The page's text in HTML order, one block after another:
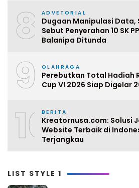
8 ADVETORIAL
Dugaan Manipulasi Data,
Sebut Penyerahan 10 SK
Balanipa Ditunda
9 OLAHRAGA
Perebutkan Total Hadiah
Cup VI 2026 Siap Digelar
10BERITA
Kreatornusa.com: Solusi
Website Terbaik di
Terjangkau
LIST STYLE 1